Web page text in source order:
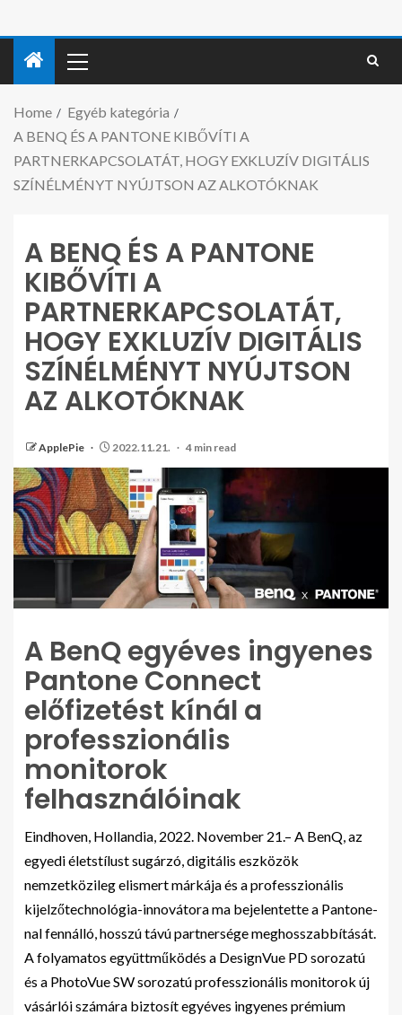
Home
Egyéb kategória
A BENQ ÉS A PANTONE KIBŐVÍTI A
PARTNERKAPCSOLATÁT, HOGY EXKLUZÍV DIGITÁLIS
SZÍNÉLMÉNYT NYÚJTSON AZ ALKOTÓKNAK
A BENQ ÉS A PANTONE
KIBŐVÍTI A
PARTNERKAPCSOLATÁT,
HOGY EXKLUZÍV DIGITÁLIS
SZÍNÉLMÉNYT NYÚJTSON
AZ ALKOTÓKNAK
ApplePie 2022.11.21. 4 min read
A BenQ egyéves ingyenes
Pantone Connect
előfizetést kínál a
professzionális
monitorok
felhasználóinak
Eindhoven, Hollandia, 2022. November 21.– A BenQ, az
egyedi életstílust sugárzó, digitális eszközök
nemzetközileg elismert márkája és a professzionális
kijelzőtechnológia-innovátora ma bejelentette a Pantone-
nal fennálló, hosszú távú partnersége meghosszabbítását.
A folyamatos együttműködés a DesignVue PD sorozatú
és a PhotoVue SW sorozatú professzionális monitorok új
vásárlói számára biztosít egyéves ingyenes prémium